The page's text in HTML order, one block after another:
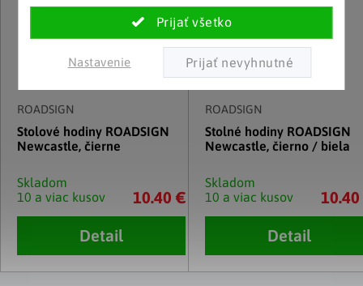
Nastavenie
ROADSIGN
Stolové hodiny ROADSIGN
Newcastle, čierne
Skladom
10 a viac kusov
10.40 €
Detail
ROADSIGN
Stolné hodiny ROADSIGN
Newcastle, čierno / biela
Skladom
10 a viac kusov
Detail